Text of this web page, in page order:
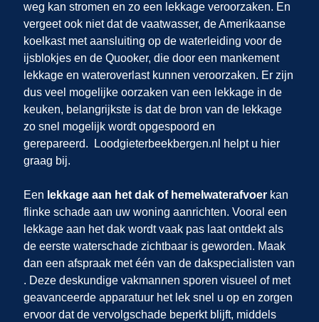
weg kan stromen en zo een lekkage veroorzaken. En
vergeet ook niet dat de vaatwasser, de Amerikaanse
koelkast met aansluiting op de waterleiding voor de
ijsblokjes en de Quooker, die door een mankement
lekkage en wateroverlast kunnen veroorzaken. Er zijn
dus veel mogelijke oorzaken van een lekkage in de
keuken, belangrijkste is dat de bron van de lekkage
zo snel mogelijk wordt opgespoord en
gerepareerd.
Loodgieterbeekbergen.nl helpt u hier
graag bij.
Een lekkage aan het dak of hemelwaterafvoerkan
flinke schade aan uw woning aanrichten. Vooral een
lekkage aan het dak wordt vaak pas laat ontdekt als
de eerste waterschade zichtbaar is geworden. Maak
dan een afspraak met één van de dakspecialisten van
. Deze deskundige vakmannen sporen visueel of met
geavanceerde apparatuur het lek snel u op en zorgen
ervoor dat de vervolgschade beperkt blijft, middels